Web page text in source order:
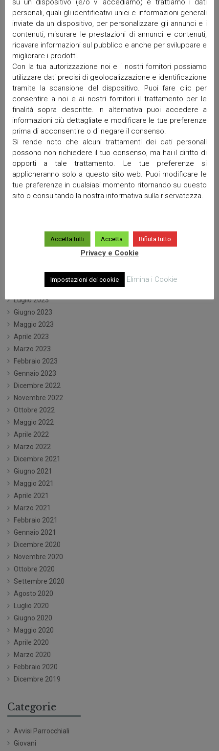
Marzo 2026
Febbraio 2026
Gennaio 2026
Dicembre 2025
Novembre 2025
Ottobre 2025
Settembre 2025
Maggio 2025
Marzo 2025
Febbraio 2025
Gennaio 2025
Dicembre 2024
Ottobre 2024
Settembre 2024
Luglio 2024
Marzo 2024
Ottobre 2023
Settembre 2023
Luglio 2023
Giugno 2023
Maggio 2023
Aprile 2023
Marzo 2023
Febbraio 2023
Gennaio 2023
Dicembre 2022
Novembre 2022
Ottobre 2022
Maggio 2022
Aprile 2022
Marzo 2022
Dicembre 2021
Giugno 2021
Maggio 2021
Aprile 2021
Marzo 2021
Febbraio 2021
Gennaio 2021
Dicembre 2020
Novembre 2020
Ottobre 2020
Settembre 2020
Agosto 2020
Luglio 2020
Giugno 2020
Maggio 2020
Aprile 2020
Marzo 2020
Febbraio 2020
Dicembre 2019
Categorie
Avvisi Parrocchiali
Giovani
su un dispositivo (e/o vi accediamo) e trattiamo i dati
personali, quali gli identificativi unici e informazioni generali
inviate da un dispositivo, per personalizzare gli annunci e i
contenuti, misurare le prestazioni di annunci e contenuti,
ricavare informazioni sul pubblico e anche per sviluppare e
migliorare i prodotti.
Con la tua autorizzazione noi e i nostri fornitori possiamo
utilizzare dati precisi di geolocalizzazione e identificazione
tramite la scansione del dispositivo. Puoi fare clic per
consentire a noi e ai nostri fornitori il trattamento per le
finalità sopra descritte. In alternativa puoi accedere a
informazioni più dettagliate e modificare le tue preferenze
prima di acconsentire o di negare il consenso.
Si rende noto che alcuni trattamenti dei dati personali
possono non richiedere il tuo consenso, ma hai il diritto di
opporti a tale trattamento. Le tue preferenze si
applicheranno solo a questo sito web. Puoi modificare le
tue preferenze in qualsiasi momento ritornando su questo
sito o consultando la nostra informativa sulla riservatezza.
Accetta tutti Accetta Rifiuta tutto
Privacy e Cookie
Impostazioni dei cookie Elimina i Cookie